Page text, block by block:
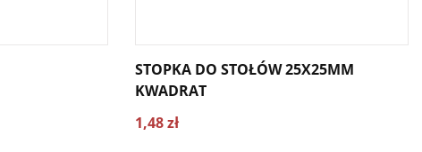
STOPKA DO STOŁÓW 25X25MM
KWADRAT
1,48 zł